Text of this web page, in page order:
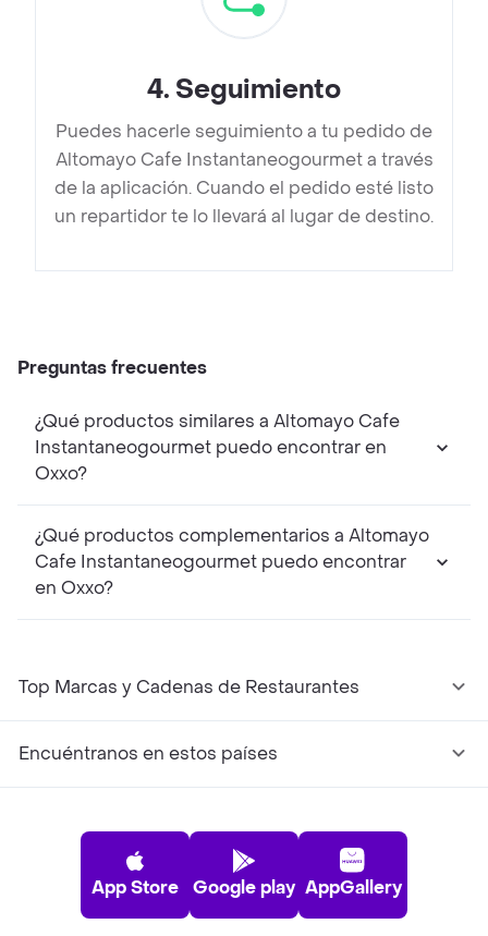
4. Seguimiento
Puedes hacerle seguimiento a tu pedido de
Altomayo Cafe Instantaneogourmet a través
de la aplicación. Cuando el pedido esté listo
un repartidor te lo llevará al lugar de destino.
Preguntas frecuentes
¿Qué productos similares a Altomayo Cafe
Instantaneogourmet puedo encontrar en
Oxxo?
¿Qué productos complementarios a Altomayo
Cafe Instantaneogourmet puedo encontrar
en Oxxo?
Top Marcas y Cadenas de Restaurantes
Encuéntranos en estos países
App Store Google play AppGallery